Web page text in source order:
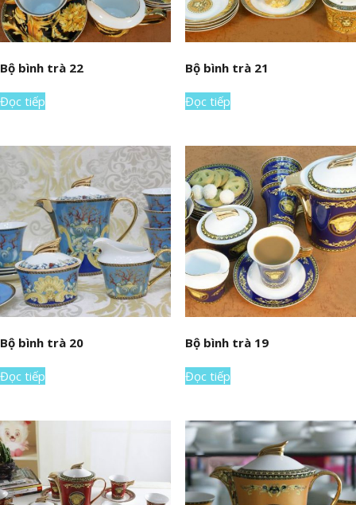
Bộ bình trà 22
Đọc tiếp
Bộ bình trà 21
Đọc tiếp
Bộ bình trà 20
Đọc tiếp
Bộ bình trà 19
Đọc tiếp